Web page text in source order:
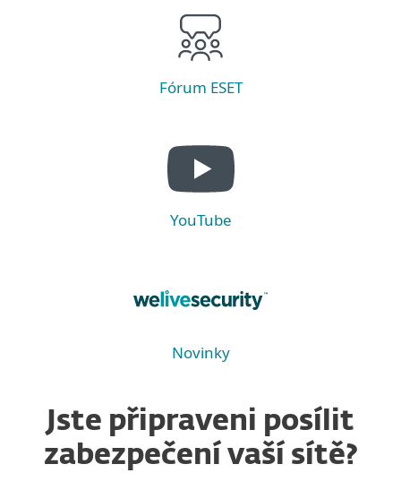
Fórum ESET
YouTube
Novinky
Jste připraveni posílit
zabezpečení vaší sítě?